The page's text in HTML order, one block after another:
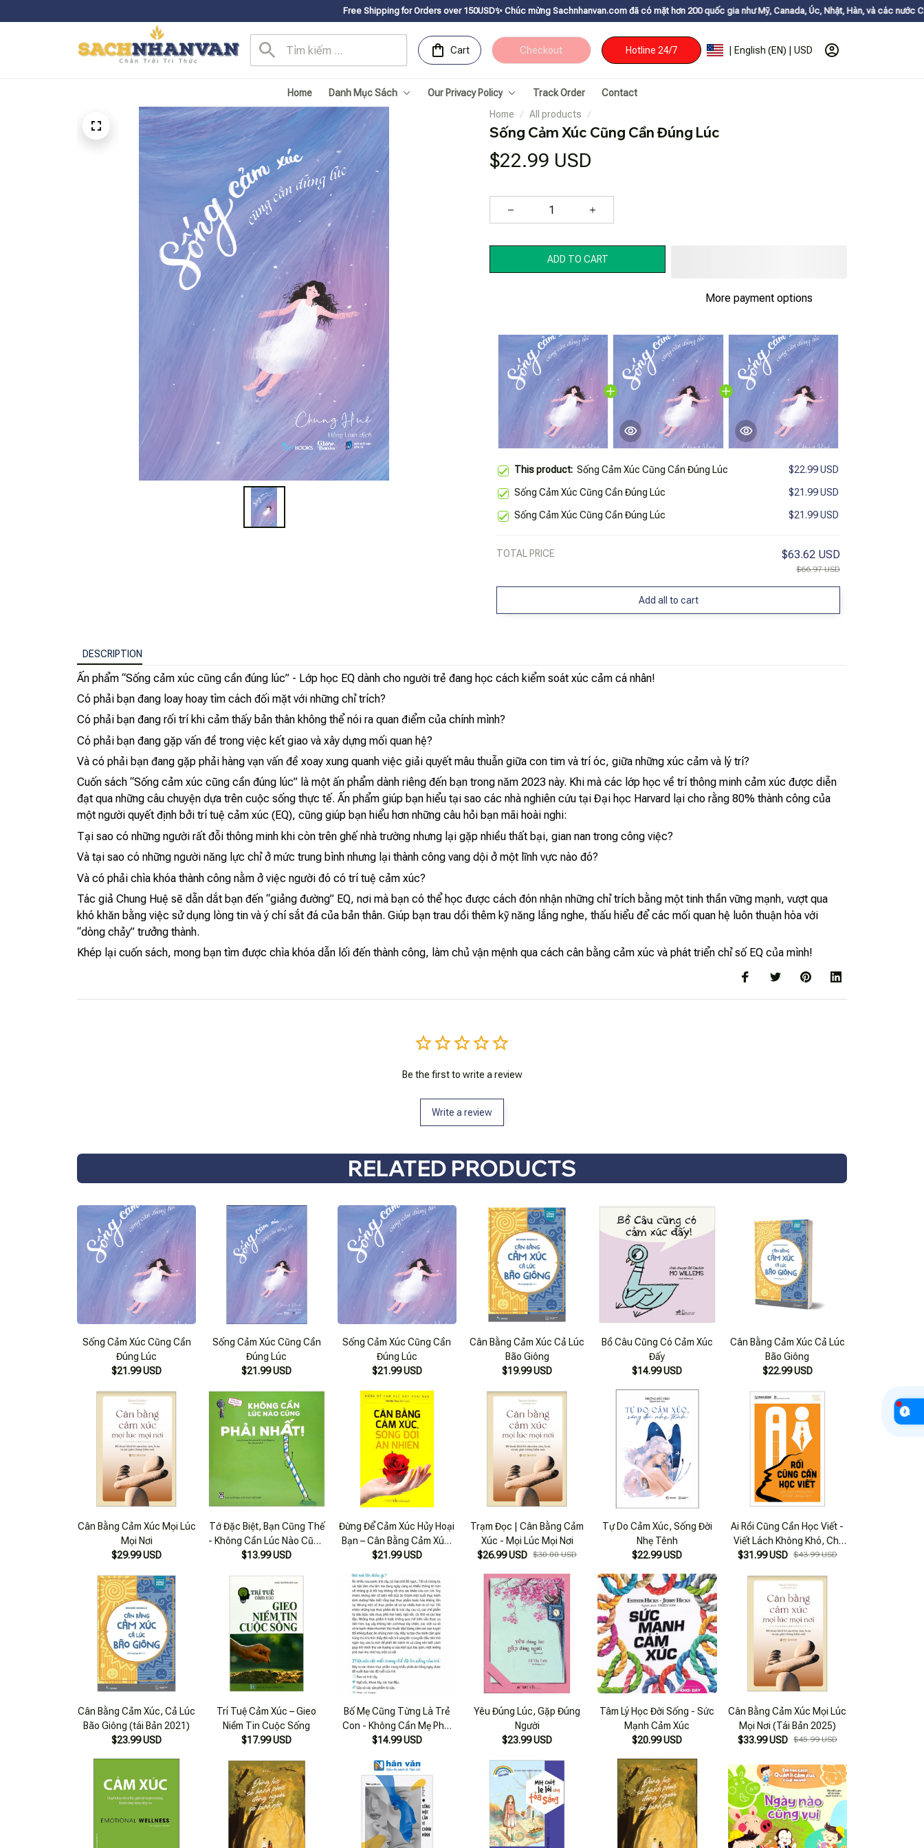
Free Shipping for Orders over 150USDㅤ✨ Chúc mừng Sachnhanvan.com đã có mặt hơn 200 quốc gia như Mỹ, Canada, Úc, Nhật, Hàn, và các nước Châu Âu✨ Buy More Get
Cart Checkout Hotline 24/7 | English (EN) | USD
Home Danh Mục Sách Our Privacy Policy Track Order
Contact
Home
All products
Sống Cảm Xúc Cũng Cần Đúng Lúc
$22.99 USD
ADD TO CART
More payment options
This product: Sống Cảm Xúc Cũng Cần Đúng Lúc $22.99 USD
Sống Cảm Xúc Cũng Cần Đúng Lúc $21.99 USD
Sống Cảm Xúc Cũng Cần Đúng Lúc $21.99 USD
TOTAL PRICE $63.62 USD
$66.97 USD
Add all to cart
DESCRIPTION
Ấn phẩm “Sống cảm xúc cũng cần đúng lúc” - Lớp học EQ dành cho người trẻ đang học cách kiểm soát xúc cảm cá nhân!
Có phải bạn đang loay hoay tìm cách đối mặt với những chỉ trích?
Có phải bạn đang rối trí khi cảm thấy bản thân không thể nói ra quan điểm của chính mình?
Có phải bạn đang gặp vấn đề trong việc kết giao và xây dựng mối quan hệ?
Và có phải bạn đang gặp phải hàng vạn vấn đề xoay xung quanh việc giải quyết mâu thuẫn giữa con tim và trí óc, giữa những xúc cảm và lý trí?
Cuốn sách “Sống cảm xúc cũng cần đúng lúc” là một ấn phẩm dành riêng đến bạn trong năm 2023 này. Khi mà các lớp học về trí thông minh cảm xúc được diễn
đạt qua những câu chuyện dựa trên cuộc sống thực tế. Ấn phẩm giúp bạn hiểu tại sao các nhà nghiên cứu tại Đại học Harvard lại cho rằng 80% thành công của
một người quyết định bởi trí tuệ cảm xúc (EQ), cũng giúp bạn hiểu hơn những câu hỏi bạn mãi hoài nghi:
Tại sao có những người rất đỗi thông minh khi còn trên ghế nhà trường nhưng lại gặp nhiều thất bại, gian nan trong công việc?
Và tại sao có những người năng lực chỉ ở mức trung bình nhưng lại thành công vang dội ở một lĩnh vực nào đó?
Và có phải chìa khóa thành công nằm ở việc người đó có trí tuệ cảm xúc?
Tác giả Chung Huệ sẽ dẫn dắt bạn đến “giảng đường” EQ, nơi mà bạn có thể học được cách đón nhận những chỉ trích bằng một tinh thần vững mạnh, vượt qua
khó khăn bằng việc sử dụng lòng tin và ý chí sắt đá của bản thân. Giúp bạn trau dồi thêm kỹ năng lắng nghe, thấu hiểu để các mối quan hệ luôn thuận hòa với
“dòng chảy” trưởng thành.
Khép lại cuốn sách, mong bạn tìm được chìa khóa dẫn lối đến thành công, làm chủ vận mệnh qua cách cân bằng cảm xúc và phát triển chỉ số EQ của mình!
Be the first to write a review
Write a review
RELATED PRODUCTS
Sống Cảm Xúc Cũng Cần
Đúng Lúc
$21.99 USD
Sống Cảm Xúc Cũng Cần
Đúng Lúc
$21.99 USD
Sống Cảm Xúc Cũng Cần
Đúng Lúc
$21.99 USD
Cân Bằng Cảm Xúc Cả Lúc
Bão Giông
$19.99 USD
Bồ Câu Cũng Có Cảm Xúc
Đấy
$14.99 USD
Cân Bằng Cảm Xúc Cả Lúc
Bão Giông
$22.99 USD
Cân Bằng Cảm Xúc Mọi Lúc
Mọi Nơi
$29.99 USD
Tớ Đặc Biệt, Bạn Cũng Thế
- Không Cần Lúc Nào Cũng
Phải Nhất
$13.99 USD
Đừng Để Cảm Xúc Hủy Hoại
Bạn – Cân Bằng Cảm Xúc,
Sống Đời An Nhiên
$21.99 USD
Trạm Đọc | Cân Bằng Cảm
Xúc - Mọi Lúc Mọi Nơi
$26.99 USD $30.00 USD
Tự Do Cảm Xúc, Sống Đời
Nhẹ Tênh
$22.99 USD
Ai Rồi Cũng Cần Học Viết -
Viết Lách Không Khó, Chỉ
Cần Đúng Cách
$31.99 USD $43.99 USD
Cân Bằng Cảm Xúc, Cả Lúc
Bão Giông (tái Bản 2021)
$23.99 USD
Trí Tuệ Cảm Xúc – Gieo
Niềm Tin Cuộc Sống
$17.99 USD
Bố Mẹ Cũng Từng Là Trẻ
Con - Không Cần Mẹ Phải
Xúc
$14.99 USD
Yêu Đúng Lúc, Gặp Đúng
Người
$23.99 USD
Tâm Lý Học Đời Sống - Sức
Mạnh Cảm Xúc
$20.99 USD
Cân Bằng Cảm Xúc Mọi Lúc
Mọi Nơi (Tái Bản 2025)
$33.99 USD $45.99 USD